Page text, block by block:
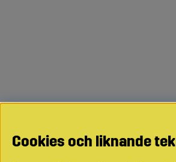
Cookies och liknande